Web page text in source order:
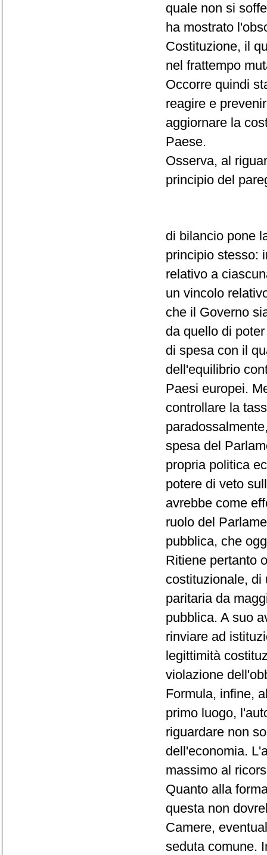
quale non si
ha mostrato
Costituzione, il
nel frattempo
Occorre quindi
reagire e
aggiornare la
Paese.
Osserva, al
principio del
di bilancio pone
principio stesso:
relativo a
un vincolo
che il Governo
da quello di
di spesa con il
dell'equilibrio
Paesi europei.
controllare la
spesa del
propria politica
potere di veto
avrebbe come
ruolo del
pubblica, che
Ritiene pertanto
costituzionale, di
paritaria da
pubblica. A suo
rinviare ad
legittimità
violazione
Formula, infine,
primo luogo,
riguardare non
dell'economia.
massimo al
Quanto alla
questa non
Camere,
seduta comune.